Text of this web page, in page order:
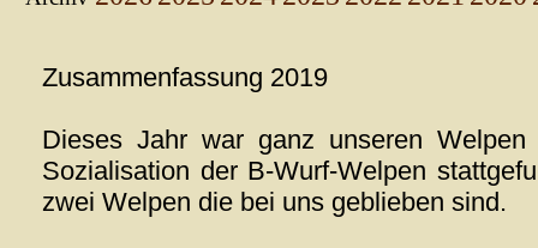
Zusammenfassung 2019
Dieses Jahr war ganz unseren
Sozialisation der B-Wurf-Welpen
zwei Welpen die bei uns geblieben sind.